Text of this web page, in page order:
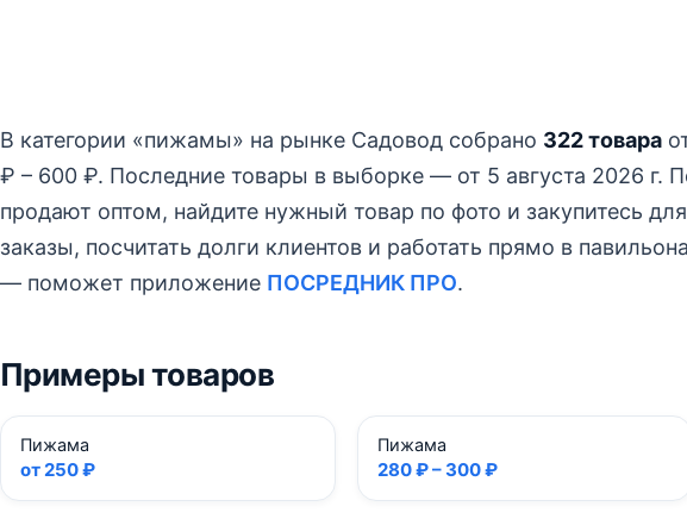
В категории «пижамы» на рынке Садовод собрано 322 товара
₽ – 600 ₽. Последние товары в выборке — от 5 августа 2026 г.
продают оптом, найдите нужный товар по фото и закупитесь
заказы, посчитать долги клиентов и работать прямо в
— поможет приложение ПОСРЕДНИК ПРО.
Примеры товаров
Пижама
от 250 ₽
Пижама
280 ₽ – 300 ₽